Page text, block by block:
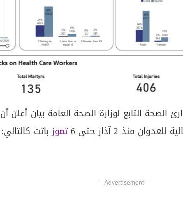
الصحة التابع لوزارة الصحة العامة بيان أعلن أن
منذ 2 آذار حتى 6
تموز
Advertisement